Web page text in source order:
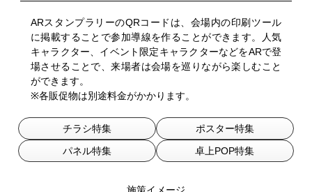
ARスタンプラリーのQRコードは、会場内の印刷ツール
に掲載することで参加導線を作ることができます。人気
キャラクター、イベント限定キャラクターなどをARで登
場させることで、来場者は会場を巡りながら楽しむこと
ができます。
※各販促物は別途料金がかかります。
チラシ特集
ポスター特集
パネル特集
卓上POP特集